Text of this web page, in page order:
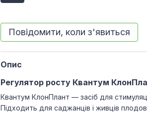
Повідомити, коли з'явиться
Опис
Регулятор росту Квантум
Квантум КлонПлант — засіб для
Підходить для саджанців і живців